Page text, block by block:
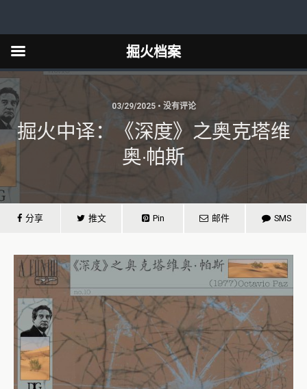
03/29/2025 • 没有评论
掘火中译：《深度》之奥克塔维
奥·帕斯
分享 推文 Pin 邮件 SMS
掘火档案